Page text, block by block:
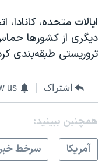
ایالات متحده، کانادا،
دیگری از کشورها
تروریستی طبقه‌بندی
اشتراک us
همچنبن ببینید:
آمريکا
سرخط